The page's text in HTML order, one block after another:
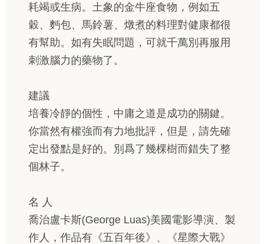
耗竭或生病。土象的金牛座食物，例如五
穀、麪包、馬鈴薯、燉煮的料理對健康都很
有幫助。如有失眠問題，可就千萬別再服用
刺激腦力的藥物了。
建議
培養冷靜的個性，中庸之道是成功的關鍵。
你當然有權強而有力地批評，但是，請先確
定出發點是好的。別爲了幾棵樹而錯失了整
個林子。
名 人
喬治盧卡斯(George Luas)美國電影導演、製
作人，作品有《五百年後》、《星際大戰》